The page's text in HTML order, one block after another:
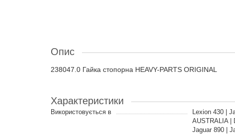
Опис
238047.0 Гайка стопорна HEAVY-PARTS ORIGINAL
Характеристики
Використовується в
Lexion 430 |
AUSTRALIA |
Jaguar 890 |